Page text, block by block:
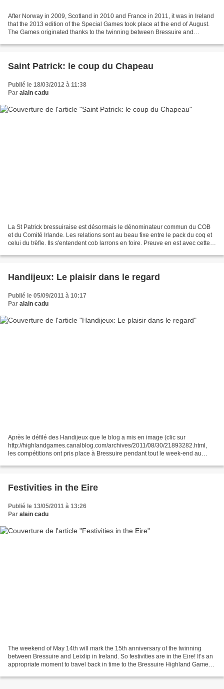
After Norway in 2009, Scotland in 2010 and France in 2011, it was in Ireland
that the 2013 edition of the Special Games took place at the end of August.
The Games originated thanks to the twinning between Bressuire and
Saint Patrick: le coup du Chapeau
Publié le 18/03/2012 à 11:38
Par alain cadu
La St Patrick bressuiraise est désormais le dénominateur commun du COB
et du Comité Irlande. Les relations sont au beau fixe entre le pack du coq et
celui du trèfle. Ils s'entendent cob larrons en foire. Preuve en est avec cette
Handijeux: Le plaisir dans le regard
Publié le 05/09/2011 à 10:17
Par alain cadu
Après le défilé des Handijeux que le blog a mis en image (clic sur
http://highlandgames.canalblog.com/archives/2011/08/30/21893282.html,
les compétitions ont pris place à Bressuire pendant tout le week-end au
Festivities in the Eire
Publié le 13/05/2011 à 13:26
Par alain cadu
The weekend of May 14th will mark the 15th anniversary of the twinning
between Bressuire and Leixlip in Ireland. So festivities are in the Eire! It’s an
appropriate moment to travel back in time to the Bressuire Highland Games